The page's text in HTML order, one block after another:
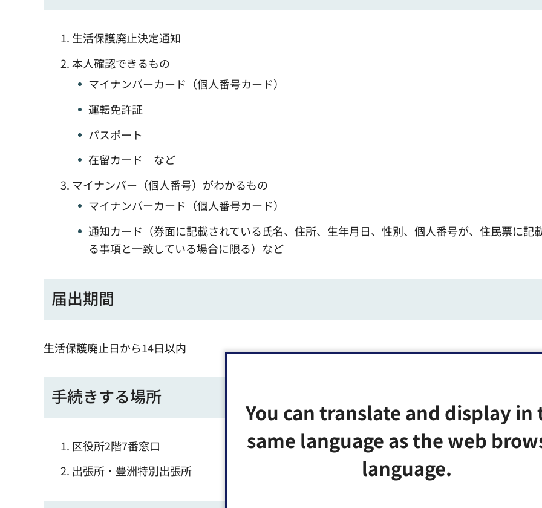
You can translate and display in
same language as the web
language.
生活保護廃止決定通知
本人確認できるもの
マイナンバーカード（個人番号カード）
運転免許証
パスポート
在留カード など
マイナンバー（個人番号）がわかるもの
マイナンバーカード（個人番号カード）
通知カード（券面に記載されている氏名、住所、生年月日、性別、個人番号が、住民票に記
る事項と一致している場合に限る）など
届出期間
生活保護廃止日から14日以内
手続きする場所
区役所2階7番窓口
出張所・豊洲特別出張所